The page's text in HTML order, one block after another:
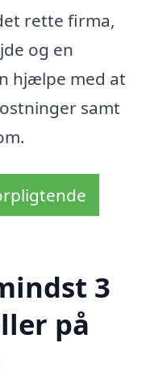
rette firma,
og en
hjælpe med at
samt
3
på